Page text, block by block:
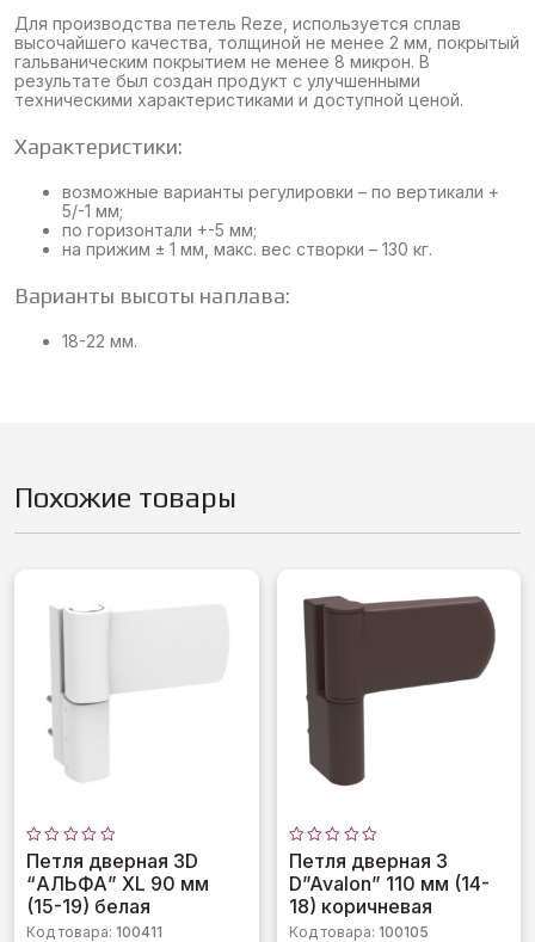
Для производства петель Reze, используется сплав
высочайшего качества, толщиной не менее 2 мм, покрытый
гальваническим покрытием не менее 8 микрон. В
результате был создан продукт с улучшенными
техническими характеристиками и доступной ценой.
Характеристики:
возможные варианты регулировки – по вертикали +
5/-1 мм;
по горизонтали +-5 мм;
на прижим ± 1 мм, макс. вес створки – 130 кг.
Варианты высоты наплава:
18-22 мм.
Похожие товары
Оценка
0
из
5
Петля дверная 3D
“АЛЬФА” XL 90 мм
(15-19) белая
Код товара: 100411
Оценка
0
из
5
Петля дверная 3
D”Avalon” 110 мм (14-
18) коричневая
Код товара: 100105